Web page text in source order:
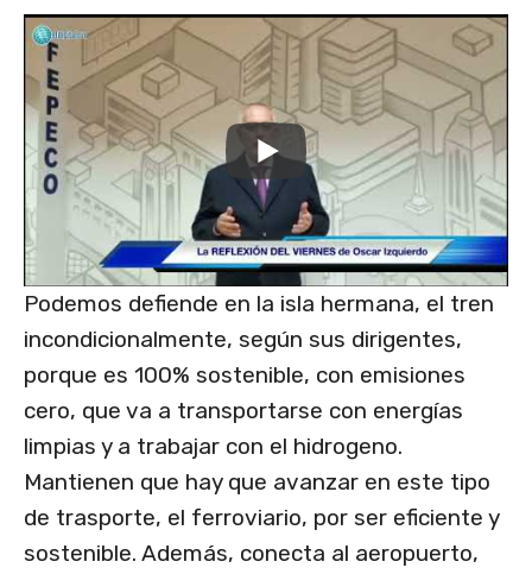
Podemos defiende en la isla hermana, el tren
incondicionalmente, según sus dirigentes,
porque es 100% sostenible, con emisiones
cero, que va a transportarse con energías
limpias y a trabajar con el hidrogeno.
Mantienen que hay que avanzar en este tipo
de trasporte, el ferroviario, por ser eficiente y
sostenible. Además, conecta al aeropuerto,